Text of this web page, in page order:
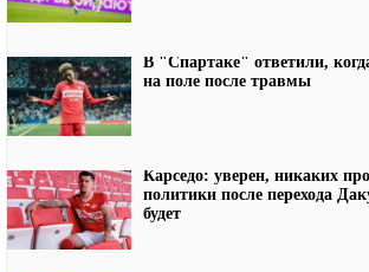
В "Спартаке" ответили,
на поле после травмы
Карседо: уверен, никаких
политики после перехода
будет